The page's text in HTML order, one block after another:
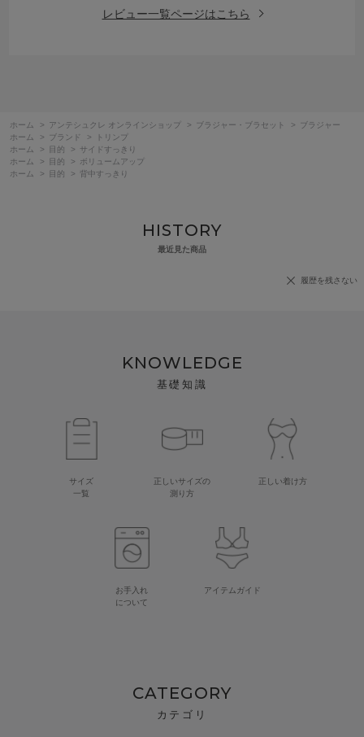
レビュー一覧ページはこちら
ホーム > アンテシュクレ オンラインショップ > ブラジャー・ブラセット >
ブラジャー
ホーム
> ブランド >
トリンプ
ホーム
> 目的 >
サイドすっきり
ホーム
> 目的 >
ボリュームアップ
ホーム
> 目的 > 背中すっきり
HISTORY
最近見た商品
履歴を残さない
KNOWLEDGE
基礎知識
サイズ
一覧
正しいサイズの
測り方
正しい着け方
お手入れ
について
アイテムガイド
CATEGORY
カテゴリ